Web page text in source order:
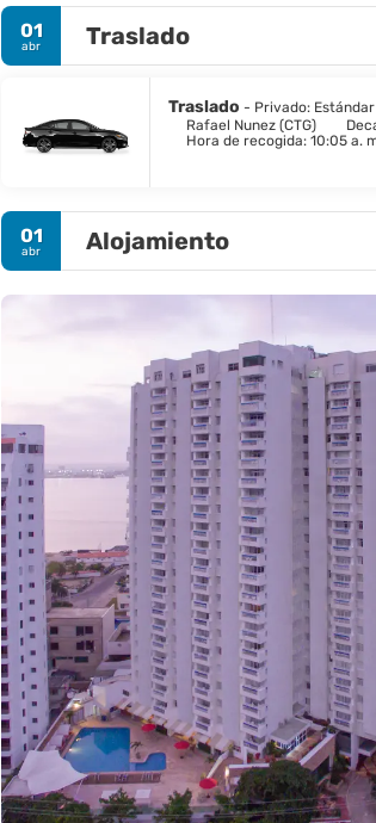
01
abr Traslado
Traslado - Privado:
Rafael Nunez (CTG)
Hora de recogida: 10:05 a.
01
abr Alojamiento